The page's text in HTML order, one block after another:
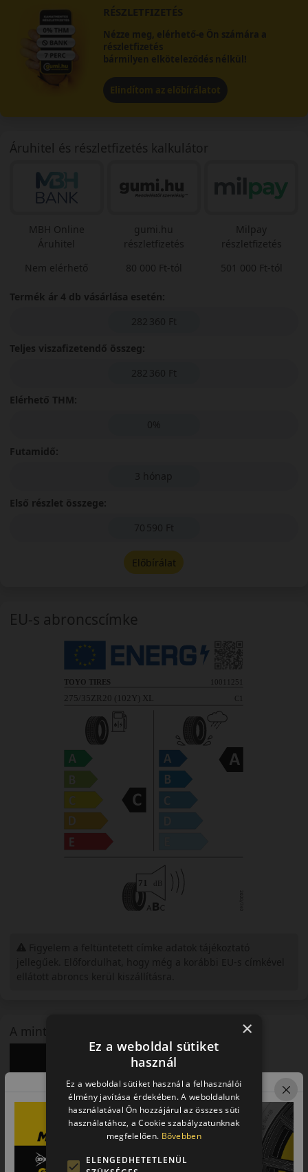
RÉSZLETFIZETÉS
Nézze meg, elérhető-e Ön számára a
részletfizetés
bármilyen elköteleződés nélkül!
Elindítom az előbírálatot
A mintázat
Áruhitel és részletfizetés kalkulátor
MBH Online
Áruhitel
Nem elérhető
gumi.hu
részletfizetés
80 000 Ft-tól
Milpay
részletfizetés
501 000 Ft-tól
Termék ár 4 db vásárlása esetén:
282 360 Ft
Teljes viszafizetendő összeg:
282 360 Ft
Elérhető THM:
0%
Futamidő:
3 hónap
Első részlet összege:
70 590 Ft
Előbírálat
EU-s abroncscímke
×
Ez a weboldal sütiket
használ
Ez a weboldal sütiket használ a felhasználói
élmény javítása érdekében. A weboldalunk
használatával Ön hozzájárul az összes süti
használatához, a Cookie szabályzatunknak
megfelelően. Bővebben
ELENGEDHETETLENÜL